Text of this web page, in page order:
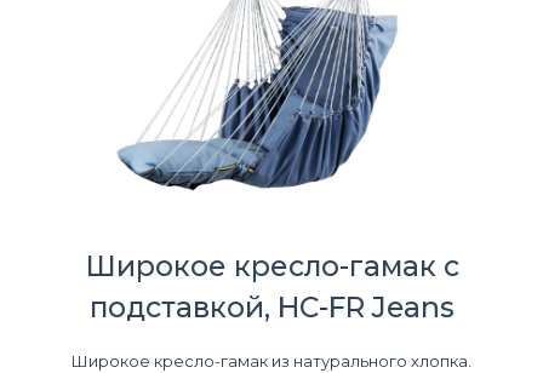
Широкое кресло-гамак с
подставкой, HC-FR Jeans
Широкое кресло-гамак из натурального хлопка.